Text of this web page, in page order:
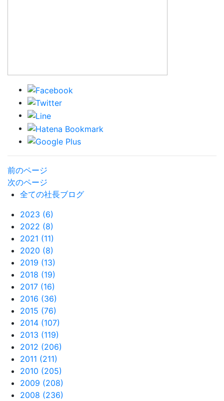
前のページ
次のページ
全ての社長ブログ
2023 (6)
2022 (8)
2021 (11)
2020 (8)
2019 (13)
2018 (19)
2017 (16)
2016 (36)
2015 (76)
2014 (107)
2013 (119)
2012 (206)
2011 (211)
2010 (205)
2009 (208)
2008 (236)